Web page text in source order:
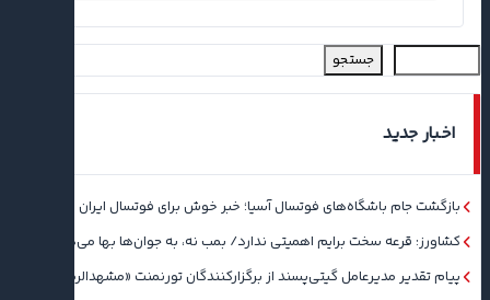
جستجو
اخبار جدید
بازگشت جام باشگاه‌های فوتسال آسیا؛ خبر خوش برای فوتسال ایران
کشاورز: قرعه سخت برایم اهمیتی ندارد/ بمب نه، به جوان‌ها بها می‌دهم
پیام تقدیر مدیرعامل گیتی‌پسند از برگزارکنندگان تورنمنت «مشهدالرضا(ع)»